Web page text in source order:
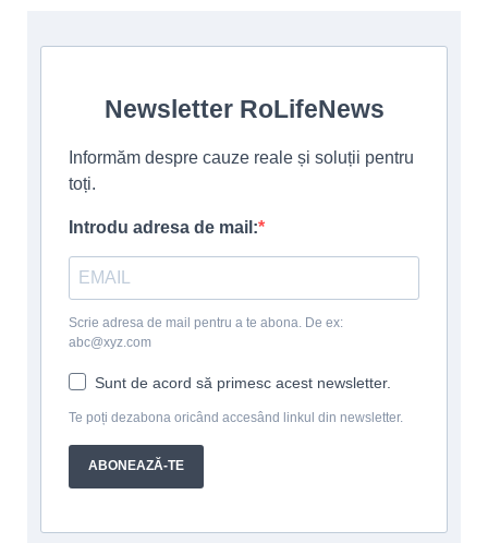
Newsletter RoLifeNews
Informăm despre cauze reale și soluții pentru
toți.
Introdu adresa de mail:
Scrie adresa de mail pentru a te abona. De ex:
abc@xyz.com
Sunt de acord să primesc acest newsletter.
Te poți dezabona oricând accesând linkul din newsletter.
ABONEAZĂ-TE